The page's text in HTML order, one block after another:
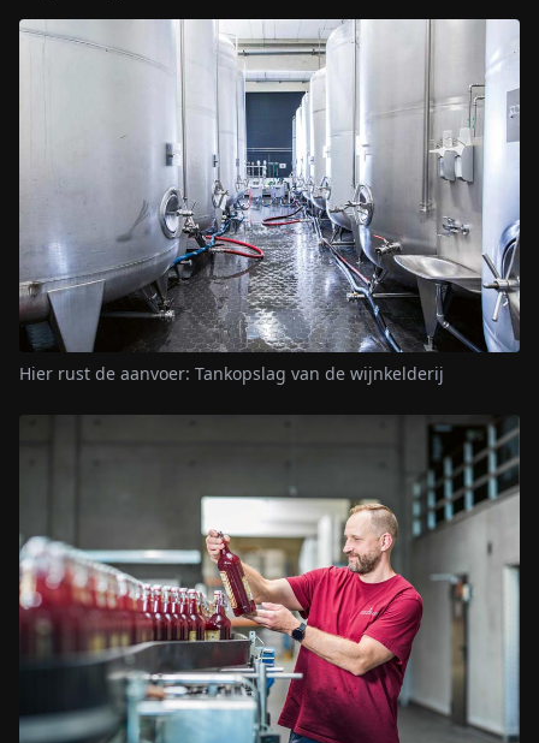
Hier rust de aanvoer: Tankopslag van de wijnkelderij